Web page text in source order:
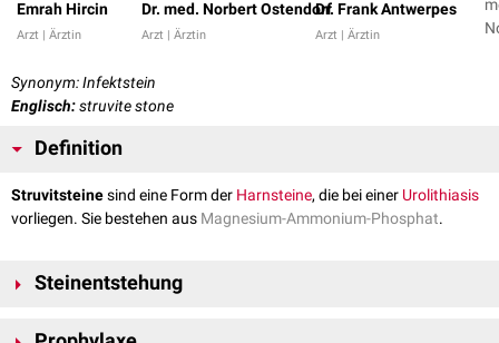
Emrah Hircin
Arzt | Ärztin
Dr. med. Norbert Ostendorf
Arzt | Ärztin
Dr. Frank Antwerpes
Arzt | Ärztin
Synonym: Infektstein
Englisch:struvite stone
Definition
Struvitsteinesind eine Form der Harnsteine, die bei einer Urolithiasis
vorliegen. Sie bestehen aus Magnesium-Ammonium-Phosphat.
Steinentstehung